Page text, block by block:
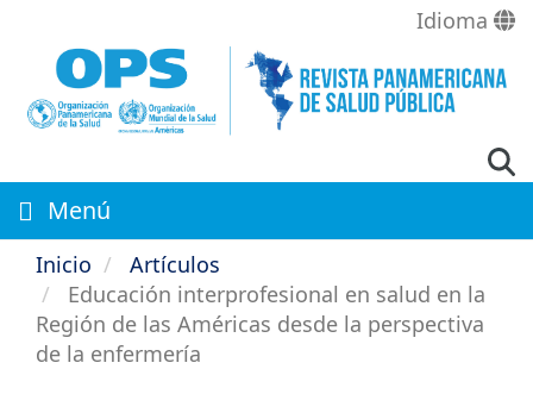
contenido
principal
Idioma
Menú
Inicio
Artículos
Educación interprofesional en salud en la
Región de las Américas desde la perspectiva
de la enfermería